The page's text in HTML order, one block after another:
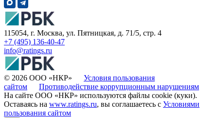
115054, г. Москва, ул. Пятницкая, д. 71/5, стр. 4
+7 (495) 136-40-47
info@ratings.ru
© 2026 ООО «НКР» Условия пользования
сайтом
Противодействие коррупционным нарушениям
На сайте ООО «НКР» используются файлы cookie (куки).
Оставаясь на www.ratings.ru, вы соглашаетесь с Условиями
пользования сайтом